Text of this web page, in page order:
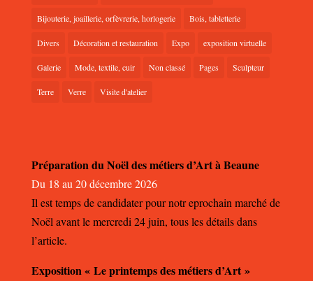
Bijouterie, joaillerie, orfèvrerie, horlogerie Bois, tabletterie
Divers Décoration et restauration Expo exposition virtuelle
Galerie Mode, textile, cuir Non classé Pages Sculpteur
Terre Verre Visite d'atelier
Préparation du Noël des métiers d’Art à Beaune
Du 18 au 20 décembre 2026
Il est temps de candidater pour notr eprochain marché de
Noël avant le mercredi 24 juin, tous les détails dans
l’article.
Exposition « Le printemps des métiers d’Art »